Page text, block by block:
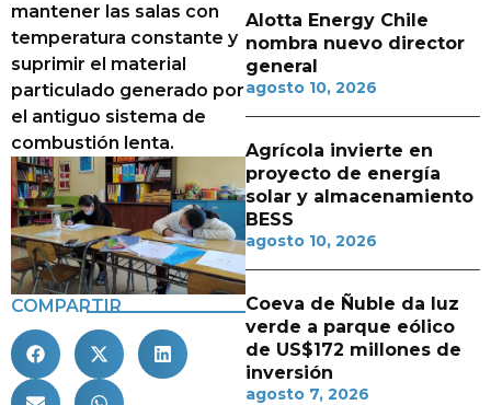
mantener las salas con
temperatura constante y
suprimir el material
particulado generado por
el antiguo sistema de
combustión lenta.
COMPARTIR
Alotta Energy Chile
nombra nuevo director
general
agosto 10, 2026
Agrícola invierte en
proyecto de energía
solar y almacenamiento
BESS
agosto 10, 2026
Coeva de Ñuble da luz
verde a parque eólico
de US$172 millones de
inversión
agosto 7, 2026